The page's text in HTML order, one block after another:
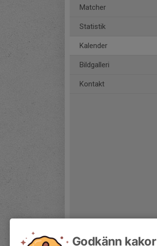
Matcher
Statistik
Kalender
Bildgalleri
Kontakt
Godkänn kakor